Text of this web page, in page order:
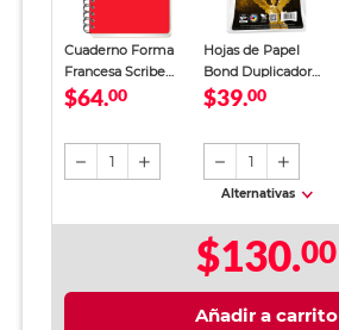
Cuaderno Forma
Francesa Scribe
Clásico Raya 100
$64.00
1
Hojas de Papel
Bond Duplicador
Carta Scribe Blanco
$39.00
1
Alternativas
$130.00
Añadir a carrito